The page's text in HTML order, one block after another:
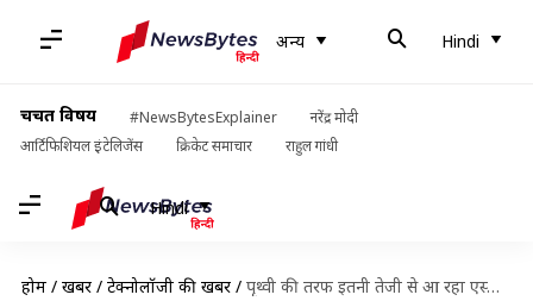
अन्य Hindi
चर्चित विषय #NewsBytesExplainer
नरेंद्र मोदी
आर्टिफिशियल इंटेलिजेंस
क्रिकेट समाचार राहुल गांधी
Hindi
होम / खबरें / टेक्नोलॉजी की खबरें / पृथ्वी की तरफ इतनी तेजी से आ रहा एस्ट्रोयड, नासा ने जारी किया अलर्ट